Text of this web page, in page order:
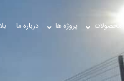
محصولات پروژه ها درباره ما